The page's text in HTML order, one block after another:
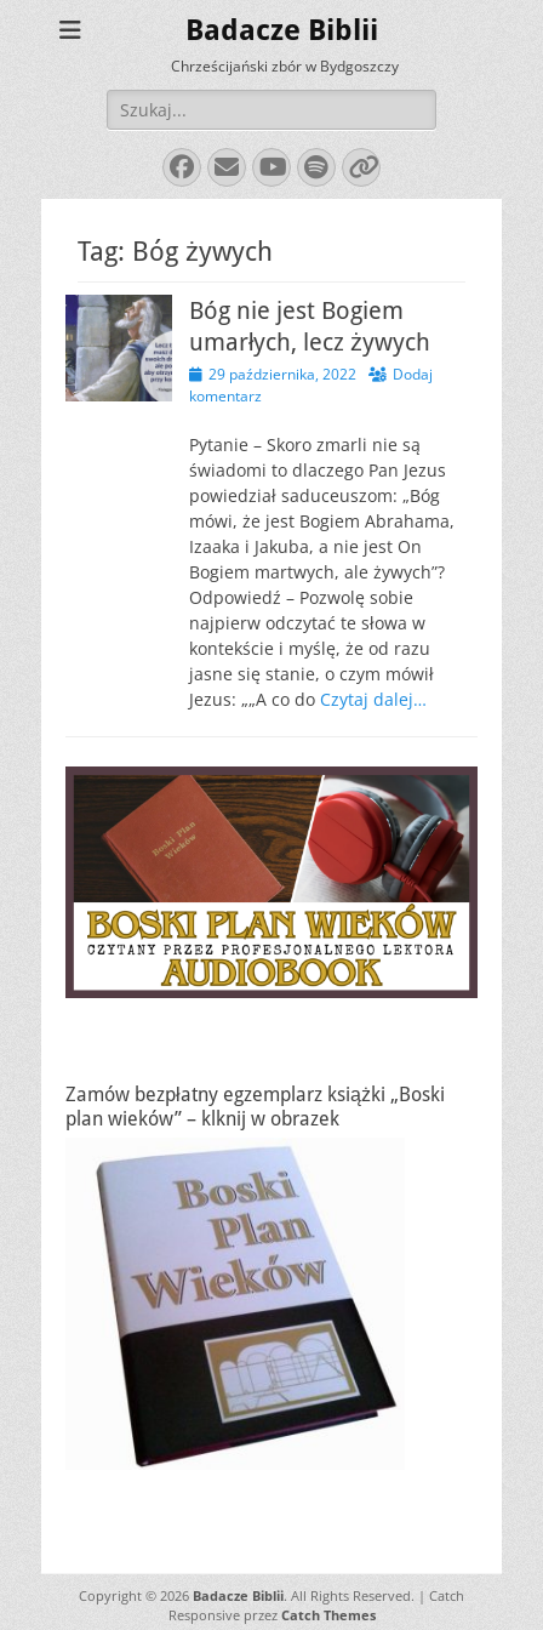
Badacze Biblii
Chrześcijański zbór w Bydgoszczy
Szukaj:
Facebook
E-
mail
YouTube
Spotify
Link
Tag: Bóg żywych
Bóg nie jest Bogiem
umarłych, lecz żywych
Opublikowano
29 października, 2022
Dodaj
komentarz
Pytanie – Skoro zmarli nie są
świadomi to dlaczego Pan Jezus
powiedział saduceuszom: „Bóg
mówi, że jest Bogiem Abrahama,
Izaaka i Jakuba, a nie jest On
Bogiem martwych, ale żywych”?
Odpowiedź – Pozwolę sobie
najpierw odczytać te słowa w
kontekście i myślę, że od razu
jasne się stanie, o czym mówił
Jezus: „„A co do Czytaj dalej…
Zamów bezpłatny egzemplarz książki „Boski
plan wieków” – klknij w obrazek
Copyright © 2026 Badacze Biblii. All Rights Reserved. | Catch
Responsive przez Catch Themes